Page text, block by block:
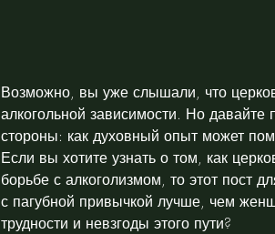
Возможно, вы уже слышали, что
алкогольной зависимости. Но давайте
стороны: как духовный опыт может
Если вы хотите узнать о том, как
борьбе с алкоголизмом, то этот пост
с пагубной привычкой лучше, чем
трудности и невзгоды этого пути?